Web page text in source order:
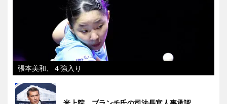
張本美和、４強入り